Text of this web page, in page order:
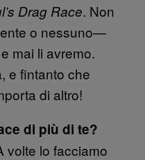
Drag Race. Non
o nessuno—
mai li avremo.
e fintanto che
di altro!
di più di te?
volte lo facciamo